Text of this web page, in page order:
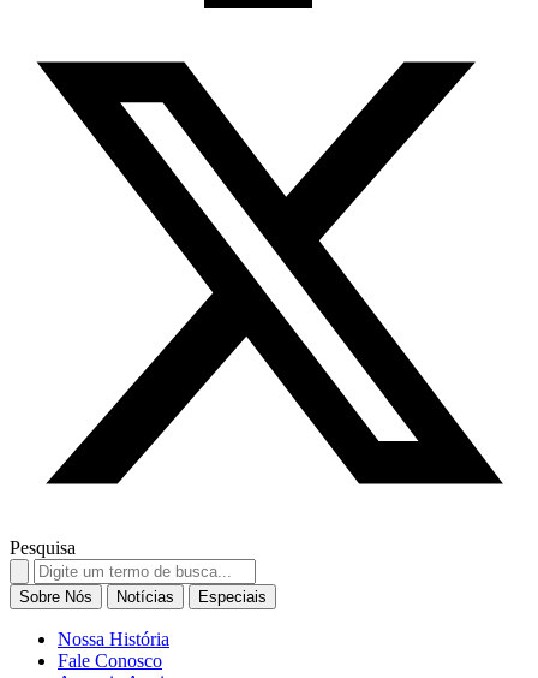
Pesquisa
Search
for:
Sobre Nós Notícias Especiais
Nossa História
Fale Conosco